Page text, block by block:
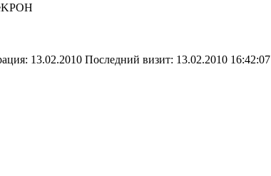
13.02.2010 Последний визит: 13.02.2010 16:42:07